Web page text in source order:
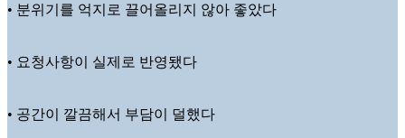
• 분위기를 억지로 끌어올리지 않아 좋았다
• 요청사항이 실제로 반영됐다
• 공간이 깔끔해서 부담이 덜했다